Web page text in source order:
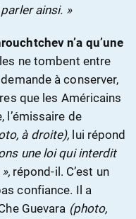
ainsi. »
n’a qu’une
ne tombent entre
à conserver,
que les Américains
l’émissaire de
à droite), lui répond
une loi qui interdit
répond-il. C’est un
confiance. Il a
Guevara (photo,